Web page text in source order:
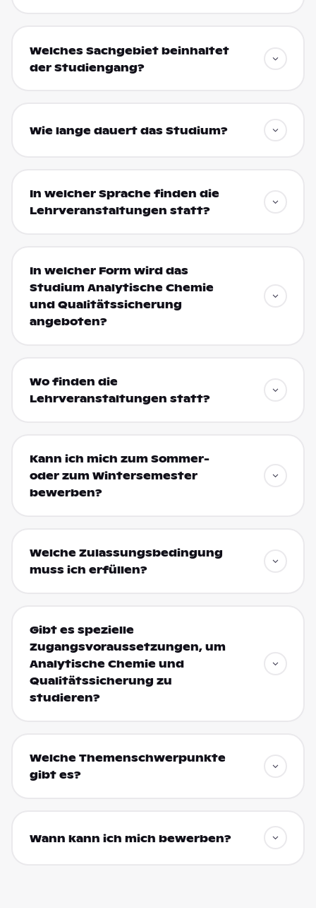
Welches Sachgebiet beinhaltet
der Studiengang?
Wie lange dauert das Studium?
In welcher Sprache finden die
Lehrveranstaltungen statt?
In welcher Form wird das
Studium Analytische Chemie
und Qualitätssicherung
angeboten?
Wo finden die
Lehrveranstaltungen statt?
Kann ich mich zum Sommer-
oder zum Wintersemester
bewerben?
Welche Zulassungsbedingung
muss ich erfüllen?
Gibt es spezielle
Zugangsvoraussetzungen, um
Analytische Chemie und
Qualitätssicherung zu
studieren?
Welche Themenschwerpunkte
gibt es?
Wann kann ich mich bewerben?